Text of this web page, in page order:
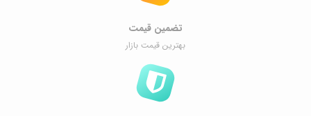
تضمین قیمت
بهترین قیمت بازار